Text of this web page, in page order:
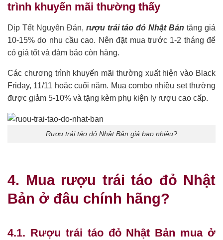
trình khuyến mãi thường thấy
Dịp Tết Nguyên Đán, rượu trái táo đỏ Nhật Bản tăng giá
10-15% do nhu cầu cao. Nên đặt mua trước 1-2 tháng để
có giá tốt và đảm bảo còn hàng.
Các chương trình khuyến mãi thường xuất hiện vào Black
Friday, 11/11 hoặc cuối năm. Mua combo nhiều set thường
được giảm 5-10% và tặng kèm phụ kiện ly rượu cao cấp.
Rượu trái táo đỏ Nhật Bản giá bao nhiêu?
4. Mua rượu trái táo đỏ Nhật
Bản ở đâu chính hãng?
4.1. Rượu trái táo đỏ Nhật Bản mua ở